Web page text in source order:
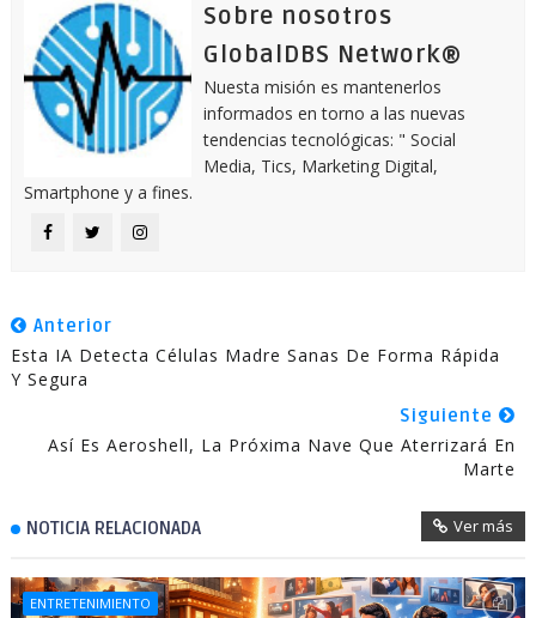
Sobre nosotros
GlobalDBS Network®
Nuesta misión es mantenerlos
informados en torno a las nuevas
tendencias tecnológicas: " Social
Media, Tics, Marketing Digital,
Smartphone y a fines.
Anterior
Esta IA Detecta Células Madre Sanas De Forma Rápida
Y Segura
Siguiente
Así Es Aeroshell, La Próxima Nave Que Aterrizará En
Marte
NOTICIA RELACIONADA Ver más
ENTRETENIMIENTO